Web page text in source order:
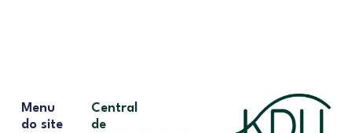
Menu
do site
Central
de